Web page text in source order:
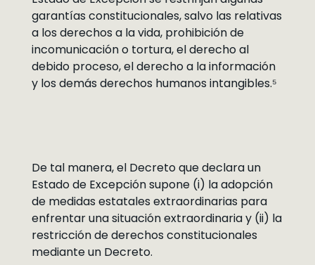
garantías constitucionales, salvo las relativas
a los derechos a la vida, prohibición de
incomunicación o tortura, el derecho al
debido proceso, el derecho a la información
y los demás derechos humanos intangibles.⁵
De tal manera, el Decreto que declara un
Estado de Excepción supone (i) la adopción
de medidas estatales extraordinarias para
enfrentar una situación extraordinaria y (ii) la
restricción de derechos constitucionales
mediante un Decreto.